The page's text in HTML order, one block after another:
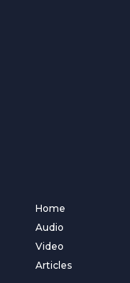
Home
Audio
Video
Articles